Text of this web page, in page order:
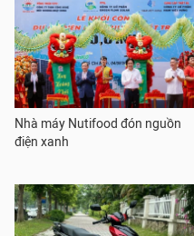
Nhà máy Nutifood đón nguồn
điện xanh